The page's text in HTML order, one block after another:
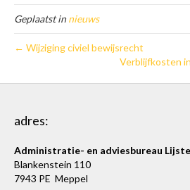
Geplaatst innieuws
← Wijziging civiel bewijsrecht
Verblijfkosten
adres:
Administratie- en adviesbureau
Blankenstein 110
7943 PE Meppel